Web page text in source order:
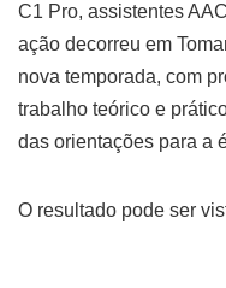
C1 Pro, assistentes
ação decorreu em
nova temporada, com
trabalho teórico e
das orientações para a
O resultado pode ser